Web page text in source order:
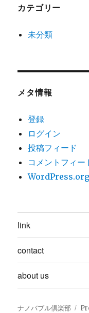
カテゴリー
未分類
メタ情報
登録
ログイン
投稿フィード
コメントフィー
WordPress.org
link
contact
about us
ナノバブル倶楽部